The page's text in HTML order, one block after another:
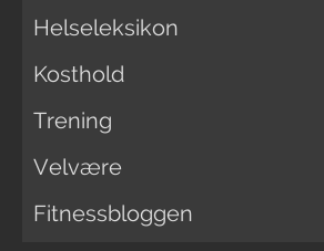
Helseleksikon
Kosthold
Trening
Velvære
Fitnessbloggen